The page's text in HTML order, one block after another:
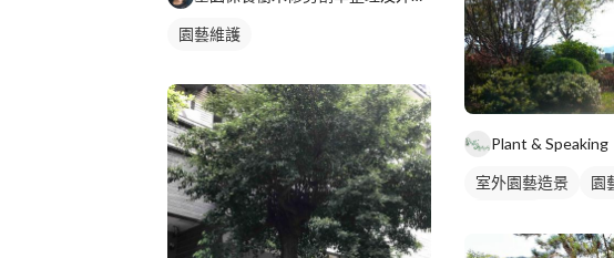
園藝維護
Plant & Speaking
室外園藝造景
園